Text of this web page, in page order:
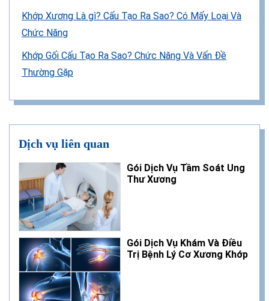
Khớp Xương Là gì? Cấu Tạo Ra Sao? Có Mấy Loại Và
Chức Năng
Khớp Gối Cấu Tạo Ra Sao? Chức Năng Và Vấn Đề
Thường Gặp
Dịch vụ liên quan
Gói Dịch Vụ Tầm Soát Ung
Thư Xương
Gói Dịch Vụ Khám Và Điều
Trị Bệnh Lý Cơ Xương Khớp